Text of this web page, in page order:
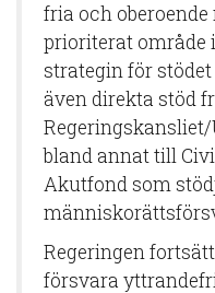
fria och
prioriterat område
strategin för
även direkta stöd
bland annat till
Akutfond som
Regeringen
försvara